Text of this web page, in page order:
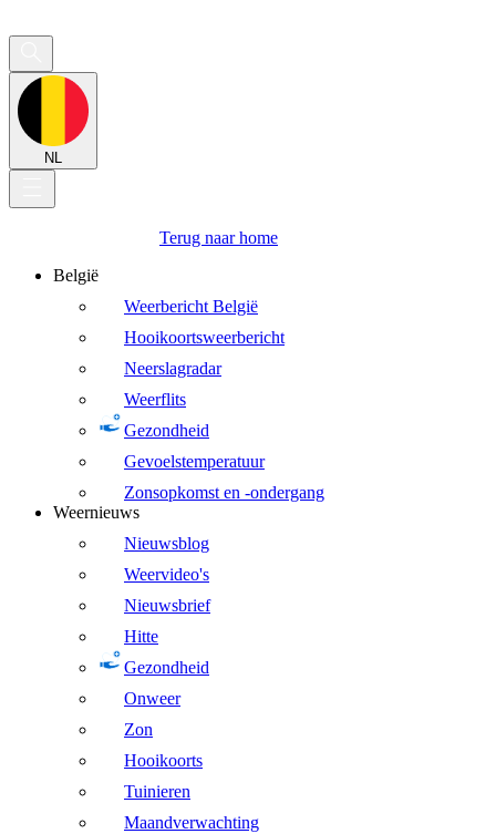
NL
Terug naar home
België
Weerbericht België
Hooikoortsweerbericht
Neerslagradar
Weerflits
Gezondheid
Gevoelstemperatuur
Zonsopkomst en -ondergang
Weernieuws
Nieuwsblog
Weervideo's
Nieuwsbrief
Hitte
Gezondheid
Onweer
Zon
Hooikoorts
Tuinieren
Maandverwachting